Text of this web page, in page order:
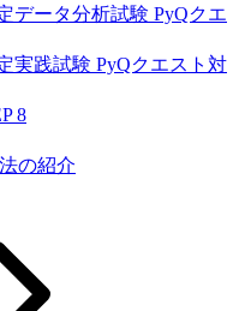
データ分析試験 PyQクエ
実践試験 PyQクエスト対
8
の紹介